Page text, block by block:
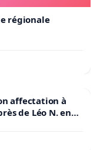
régionale
affectation à
de Léo N. en